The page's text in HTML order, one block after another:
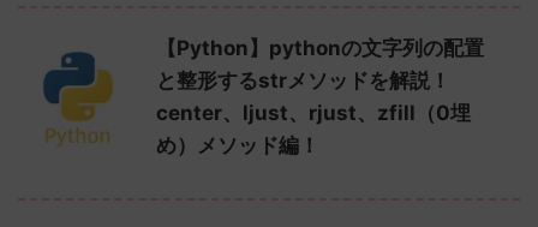
【Python】pythonの文字列の配置
と整形するstrメソッドを解説！
center、ljust、rjust、zfill（0埋
め）メソッド編！